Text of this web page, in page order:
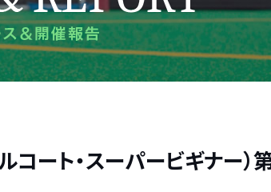
ート・スーパービギナー）